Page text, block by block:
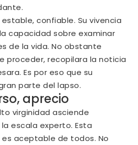
confiable. Su vivencia
capacidad sobre examinar
de la vida. No obstante
proceder, recopilara la noticia
Es por eso que su
parte del lapso.
, aprecio
virginidad asciende
escala experto. Esta
aceptable de todos. No